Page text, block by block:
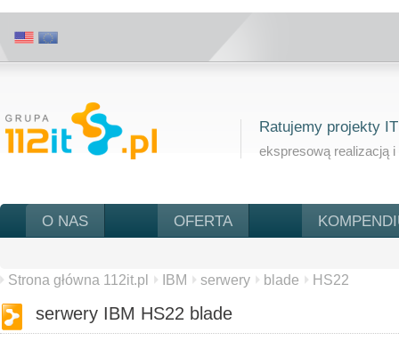
Ratujemy projekty IT
ekspresową realizacją i
O NAS OFERTA
Strona główna 112it.pl IBM serwery blade HS22
serwery IBM HS22 blade